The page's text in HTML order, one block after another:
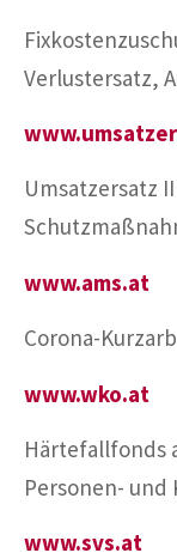
Verlustersatz,
Umsatzersatz
www.ams.at
Corona-
www.wko.at
Härtefallfonds
Personen-
www.svs.at